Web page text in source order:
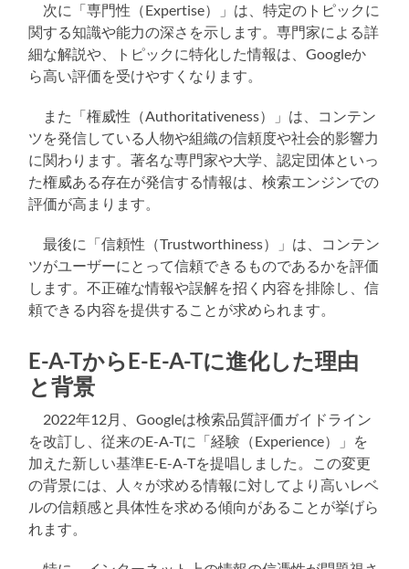
次に「専門性（Expertise）」は、特定のトピックに
関する知識や能力の深さを示します。専門家による詳
細な解説や、トピックに特化した情報は、Googleか
ら高い評価を受けやすくなります。
また「権威性（Authoritativeness）」は、コンテン
ツを発信している人物や組織の信頼度や社会的影響力
に関わります。著名な専門家や大学、認定団体といっ
た権威ある存在が発信する情報は、検索エンジンでの
評価が高まります。
最後に「信頼性（Trustworthiness）」は、コンテン
ツがユーザーにとって信頼できるものであるかを評価
します。不正確な情報や誤解を招く内容を排除し、信
頼できる内容を提供することが求められます。
E-A-TからE-E-A-Tに進化した理由
と背景
2022年12月、Googleは検索品質評価ガイドライン
を改訂し、従来のE-A-Tに「経験（Experience）」を
加えた新しい基準E-E-A-Tを提唱しました。この変更
の背景には、人々が求める情報に対してより高いレベ
ルの信頼感と具体性を求める傾向があることが挙げら
れます。